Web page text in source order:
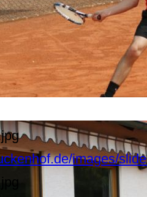
images/